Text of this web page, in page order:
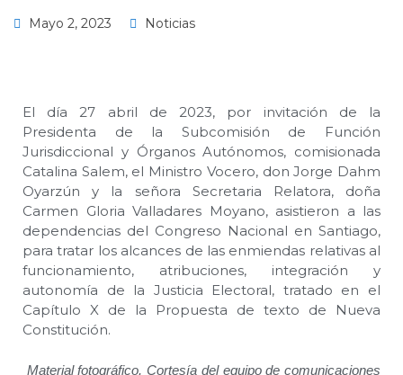
Mayo 2, 2023 Noticias
El día 27 abril de 2023, por invitación de la
Presidenta de la Subcomisión de Función
Jurisdiccional y Órganos Autónomos, comisionada
Catalina Salem, el Ministro Vocero, don Jorge Dahm
Oyarzún y la señora Secretaria Relatora, doña
Carmen Gloria Valladares Moyano, asistieron a las
dependencias del Congreso Nacional en Santiago,
para tratar los alcances de las enmiendas relativas al
funcionamiento, atribuciones, integración y
autonomía de la Justicia Electoral, tratado en el
Capítulo X de la Propuesta de texto de Nueva
Constitución.
Material fotográfico. Cortesía del equipo de comunicaciones